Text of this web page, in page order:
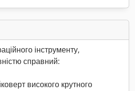
інструменту,
справний:
високого крутного